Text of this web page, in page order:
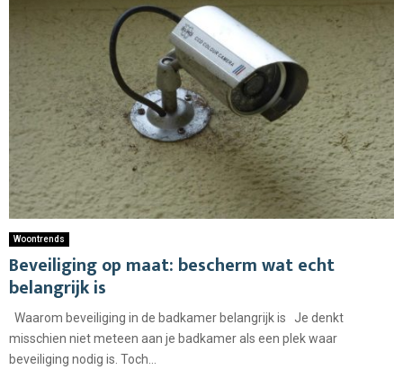
Woontrends
Beveiliging op maat: bescherm wat echt
belangrijk is
Waarom beveiliging in de badkamer belangrijk is Je denkt
misschien niet meteen aan je badkamer als een plek waar
beveiliging nodig is. Toch...